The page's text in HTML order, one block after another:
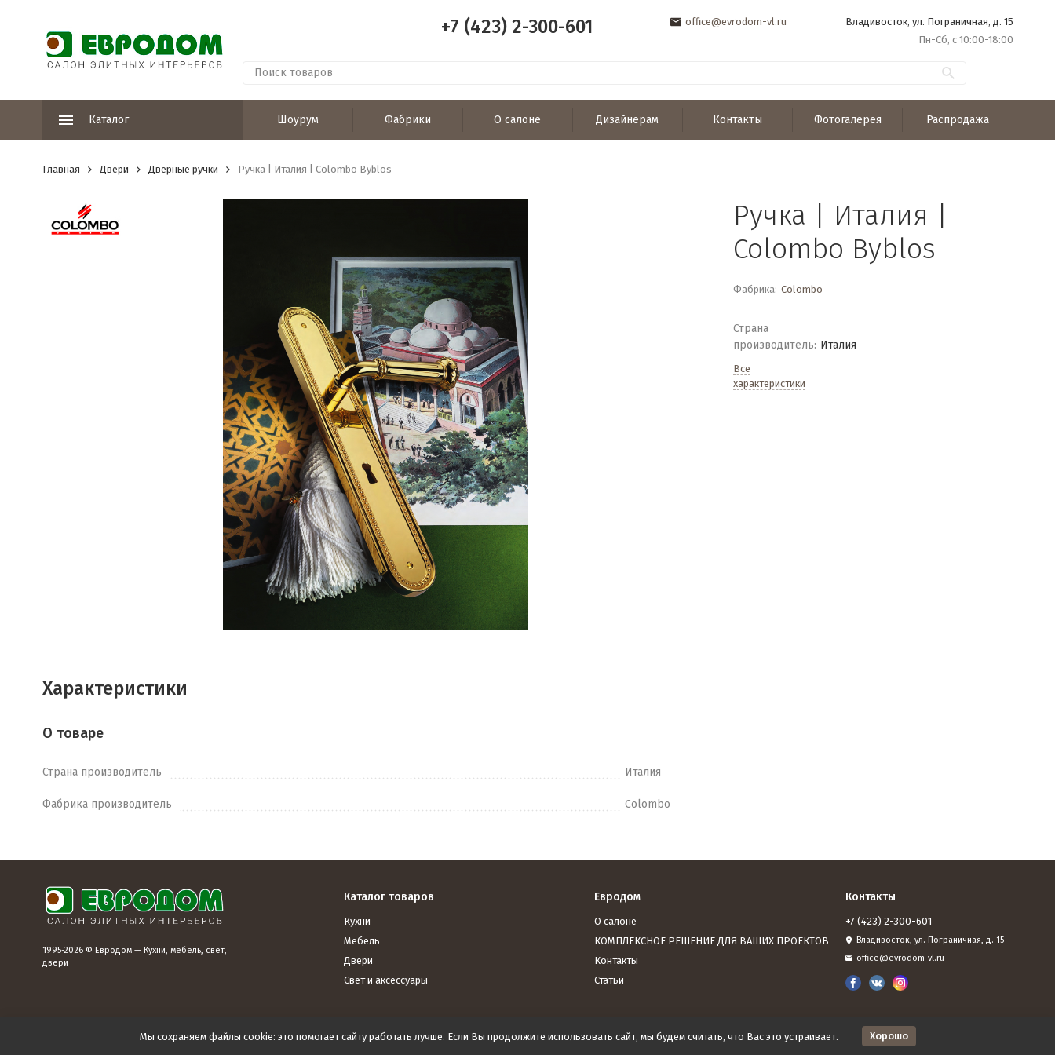
+7 (423) 2-300-601 office@evrodom-vl.ru
Владивосток, ул. Пограничная, д. 15
Пн-Сб, с 10:00-18:00
Каталог Шоурум Фабрики О салоне Дизайнерам Контакты Фотогалерея Распродажа
Главная Двери Дверные ручки Ручка | Италия | Colombo Byblos
Ручка | Италия |
Colombo Byblos
Фабрика: Colombo
Страна
производитель: Италия
Все
характеристики
Характеристики
О товаре
Страна производитель Италия
Фабрика производитель Colombo
1995-2026 © Евродом — Кухни, мебель, свет,
двери
Каталог товаров
Кухни
Мебель
Двери
Свет и аксессуары
Евродом
О салоне
КОМПЛЕКСНОЕ РЕШЕНИЕ ДЛЯ ВАШИХ ПРОЕКТОВ
Контакты
Статьи
Контакты
+7 (423) 2-300-601
Владивосток, ул. Пограничная, д. 15
office@evrodom-vl.ru
Мы сохраняем файлы cookie: это помогает сайту работать лучше. Если Вы продолжите использовать сайт, мы будем считать, что Вас это устраивает. Хорошо